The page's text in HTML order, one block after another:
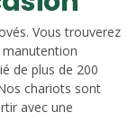
Vous trouverez
de plus de 200
chariots sont
avec une